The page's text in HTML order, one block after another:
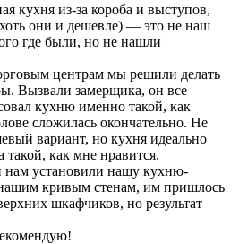
кухня из-за короба и выступов,
они и дешевле) — это не наш
где были, но не нашли
центрам мы решили делать
Вызвали замерщика, он все
кухню именно такой, как
сложилась окончательно. Не
вариант, но кухня идеально
такой, как мне нравится.
нам установили нашу кухню-
кривым стенам, им пришлось
шкафчиков, но результат